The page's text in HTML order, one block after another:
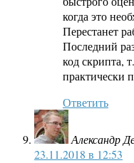
когда это
Перестанет
Последний
код скрипта,
практически
Ответить
Александр
23.11.2018 в 12:53